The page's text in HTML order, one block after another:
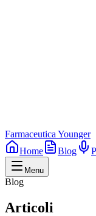
Farmaceutica Younger
Home
Blog
Menu
Blog
Articoli